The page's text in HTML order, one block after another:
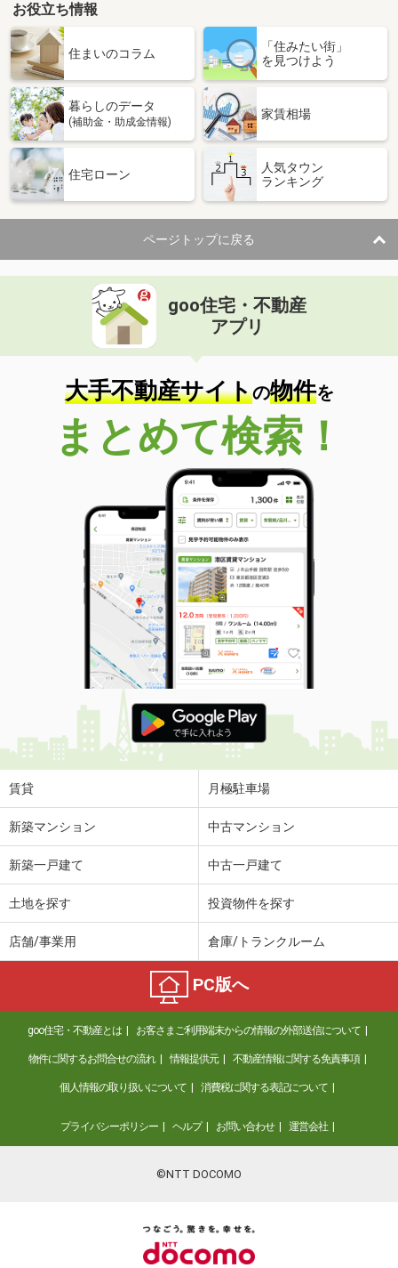
お役立ち情報
住まいのコラム
「住みたい街」
を見つけよう
暮らしのデータ
(補助金・助成金情報)
家賃相場
住宅ローン
人気タウン
ランキング
ページトップに戻る
goo住宅・不動産
アプリ
大手不動産サイトの物件を
まとめて検索！
賃貸 月極駐車場
新築マンション 中古マンション
新築一戸建て 中古一戸建て
土地を探す 投資物件を探す
店舗/事業用 倉庫/トランクルーム
PC版へ
goo住宅・不動産とは お客さまご利用端末からの情報の外部送信について
物件に関するお問合せの流れ 情報提供元 不動産情報に関する免責事項
個人情報の取り扱いについて 消費税に関する表記について
プライバシーポリシー ヘルプ お問い合わせ 運営会社
©NTT DOCOMO